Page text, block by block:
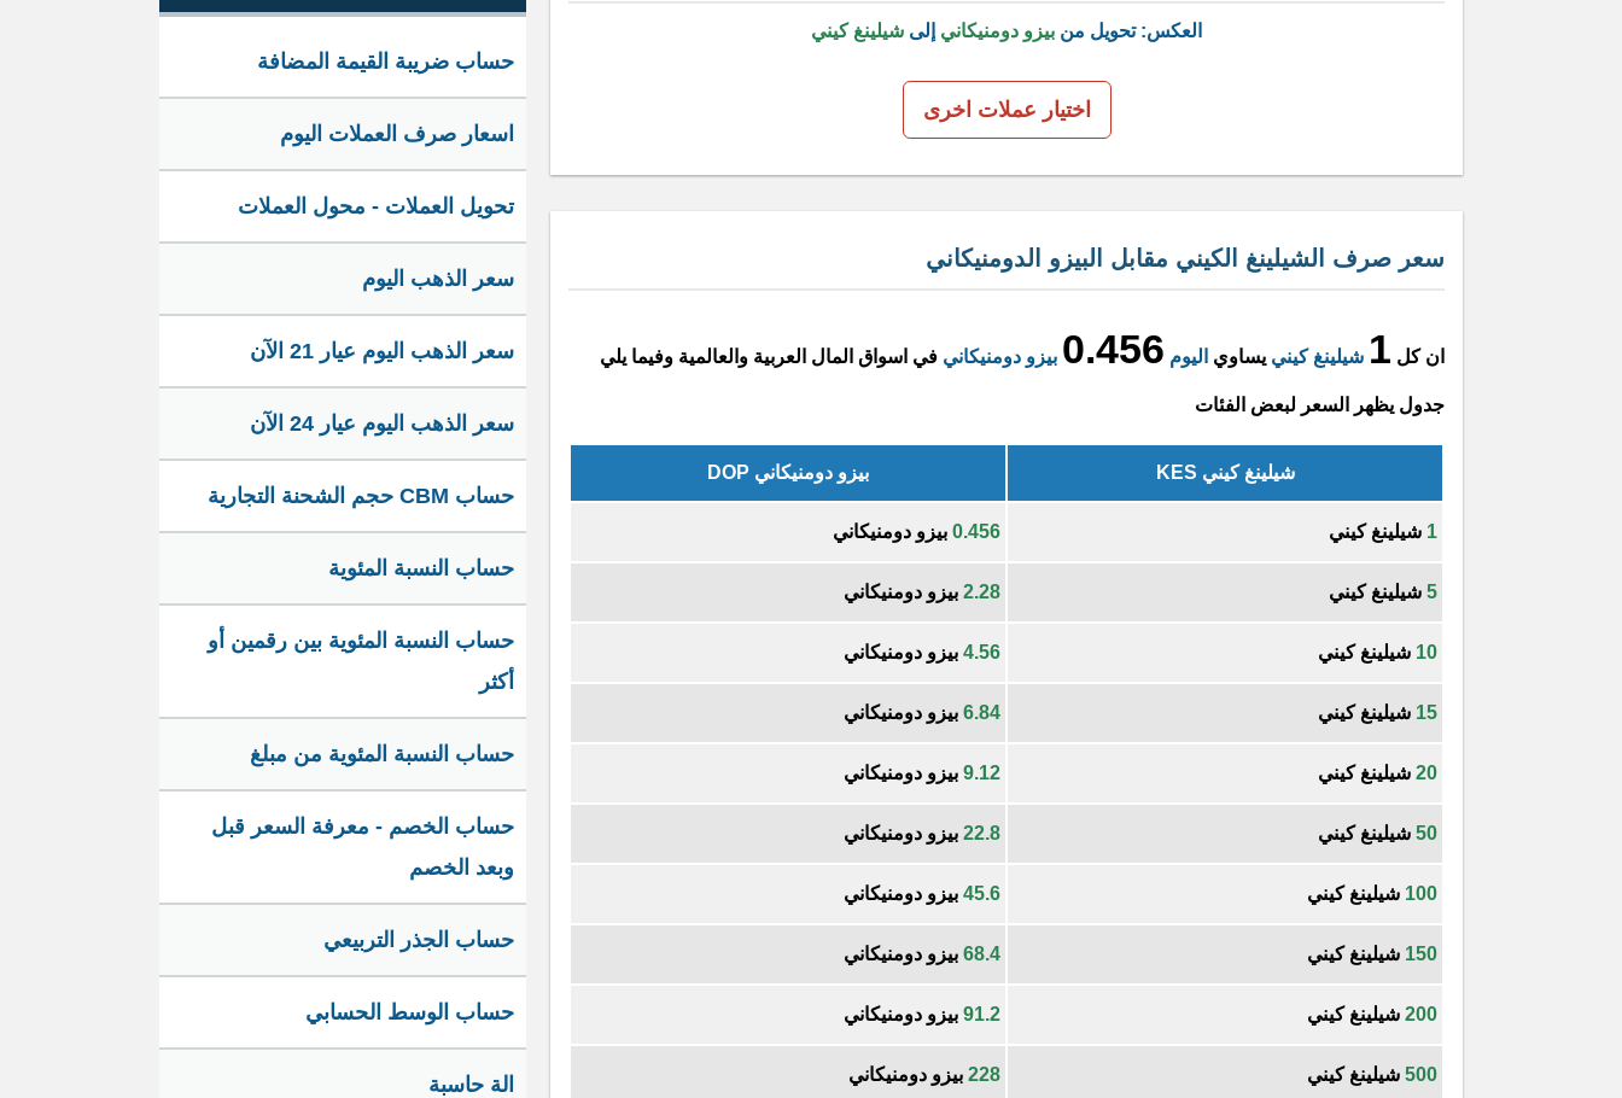
العكس: تحويل من بيزو دومنيكاني إلى شيلينغ كيني
اختيار عملات اخرى
سعر صرف الشيلينغ الكيني مقابل البيزو الدومنيكاني
ان كل 1 شيلينغ كيني يساوي اليوم 0.456 بيزو دومنيكاني في اسواق المال العربية والعالمية وفيما يلي
جدول يظهر السعر لبعض الفئات
شيلينغ كيني KES بيزو دومنيكاني DOP
1 شيلينغ كيني 0.456 بيزو دومنيكاني
5 شيلينغ كيني 2.28 بيزو دومنيكاني
10 شيلينغ كيني 4.56 بيزو دومنيكاني
15 شيلينغ كيني 6.84 بيزو دومنيكاني
20 شيلينغ كيني 9.12 بيزو دومنيكاني
50 شيلينغ كيني 22.8 بيزو دومنيكاني
100 شيلينغ كيني 45.6 بيزو دومنيكاني
150 شيلينغ كيني 68.4 بيزو دومنيكاني
200 شيلينغ كيني 91.2 بيزو دومنيكاني
500 شيلينغ كيني 228 بيزو دومنيكاني
حساب ضريبة القيمة المضافة
اسعار صرف العملات اليوم
تحويل العملات - محول العملات
سعر الذهب اليوم
سعر الذهب اليوم عيار 21 الآن
سعر الذهب اليوم عيار 24 الآن
حساب CBM حجم الشحنة التجارية
حساب النسبة المئوية
حساب النسبة المئوية بين رقمين أو
أكثر
حساب النسبة المئوية من مبلغ
حساب الخصم - معرفة السعر قبل
وبعد الخصم
حساب الجذر التربيعي
حساب الوسط الحسابي
الة حاسبة